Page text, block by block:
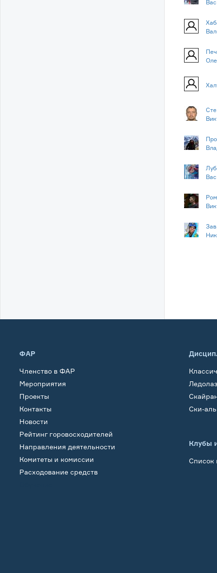
ФАР
Членство в ФАР
Мероприятия
Проекты
Контакты
Новости
Рейтинг горовосходителей
Направления деятельности
Комитеты и комиссии
Расходование средств
Ски-
Клубы
Список